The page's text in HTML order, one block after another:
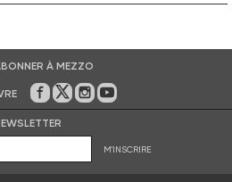
À MEZZO
Sur Facebook
Sur Twitter
Sur Instagram
Sur Youtube
M'INSCRIRE